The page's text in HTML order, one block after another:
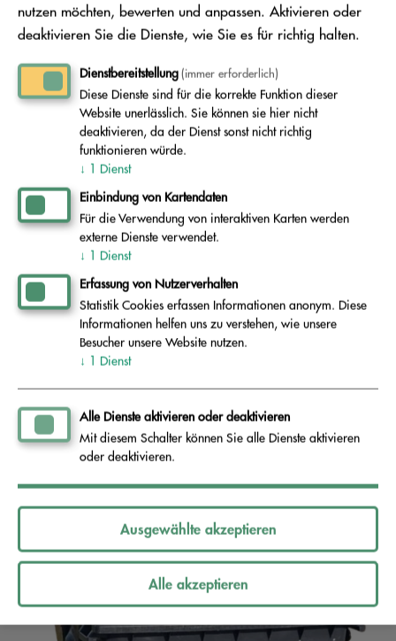
das Problem der Vermüllung zu vermeiden. Vor
Ort werden verschiedenste Abfälle angenommen,
in die jeweiligen Container sortiert und so
optimal für Recycling, Verwertung oder
Beseitigung vorbereitet. Jeder Einzelne kann
somit helfen, die Welt ein Stück sauberer zu
machen – indem er den anfallenden Müll
verantwortungsbewusst und korrekt entsorgt.
Nutzen Sie die Wertstoffhöfe des AEV und leisten
Sie so einen Beitrag zum Umweltschutz. Jeder
kleine Schritt zählt – für eine saubere und
nachhaltige Zukunft.
Link zum Geo-Cache:
https://www.geocaching.com/geocache/
naturbewohner
nutzen möchten, bewerten und anpassen. Aktivieren oder
deaktivieren Sie die Dienste, wie Sie es für richtig halten.
Dienstbereitstellung(immer erforderlich)
Diese Dienste sind für die korrekte Funktion dieser
Website unerlässlich. Sie können sie hier nicht
deaktivieren, da der Dienst sonst nicht richtig
funktionieren würde.
↓ 1 Dienst
Einbindung von Kartendaten
Für die Verwendung von interaktiven Karten werden
externe Dienste verwendet.
↓ 1 Dienst
Erfassung von Nutzerverhalten
Statistik Cookies erfassen Informationen anonym. Diese
Informationen helfen uns zu verstehen, wie unsere
Besucher unsere Website nutzen.
↓ 1 Dienst
Alle Dienste aktivieren oder deaktivieren
Mit diesem Schalter können Sie alle Dienste aktivieren
oder deaktivieren.
Ausgewählte akzeptieren
Alle akzeptieren